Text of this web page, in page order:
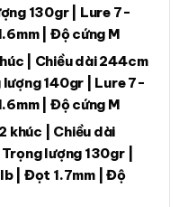
130gr | Lure 7-
| Độ cứng M
| Chiều dài 244cm
lượng 140gr | Lure 7-
| Độ cứng M
khúc | Chiều dài
lượng 130gr |
| Đọt 1.7mm | Độ